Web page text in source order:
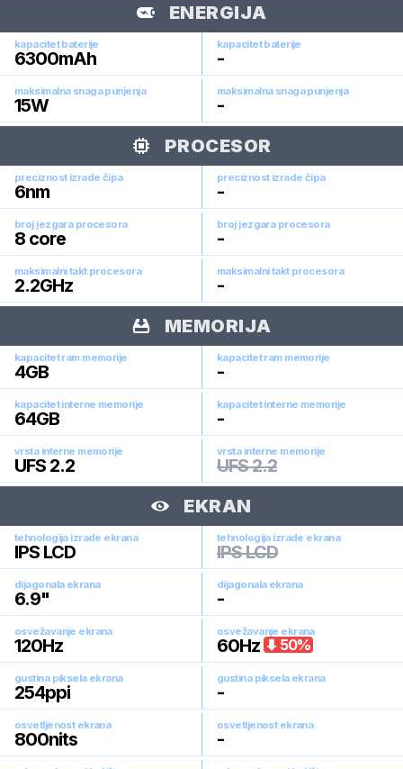
ENERGIJA
kapacitet baterije
6300mAh
kapacitet baterije
-
maksimalna snaga punjenja
15W
maksimalna snaga punjenja
-
PROCESOR
preciznost izrade čipa
6nm
preciznost izrade čipa
-
broj jezgara procesora
8 core
broj jezgara procesora
-
maksimalni takt procesora
2.2GHz
maksimalni takt procesora
-
MEMORIJA
kapacitet ram memorije
4GB
kapacitet ram memorije
-
kapacitet interne memorije
64GB
kapacitet interne memorije
-
vrsta interne memorije
UFS 2.2
vrsta interne memorije
UFS 2.2
EKRAN
tehnologija izrade ekrana
IPS LCD
tehnologija izrade ekrana
IPS LCD
dijagonala ekrana
6.9"
dijagonala ekrana
-
osvežavanje ekrana
120Hz
osvežavanje ekrana
60Hz 50%
gustina piksela ekrana
254ppi
gustina piksela ekrana
-
osvetljenost ekrana
800nits
osvetljenost ekrana
-